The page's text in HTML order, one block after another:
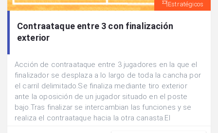
Estratégicos
Contraataque entre 3 con finalización
exterior
Acción de contraataque entre 3 jugadores en la que el
finalizador se desplaza a lo largo de toda la cancha por
el carril delimitado.Se finaliza mediante tiro exterior
ante la oposición de un jugador situado en el poste
bajo.Tras finalizar se intercambian las funciones y se
realiza el contraataque hacia la otra canasta.El